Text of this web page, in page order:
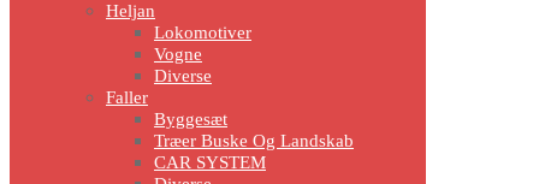
Heljan
Lokomotiver
Vogne
Diverse
Faller
Byggesæt
Træer Buske Og Landskab
CAR SYSTEM